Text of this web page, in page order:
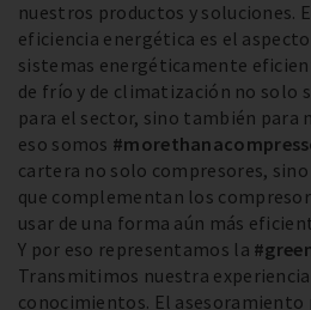
nuestros productos y soluciones.
eficiencia energética es el
sistemas energéticamente
de frío y de climatización no solo
para el sector, sino también para
eso somos
cartera no solo compresores,
que complementan los
usar de una forma aún más
Y por eso representamos la
Transmitimos nuestra
conocimientos. El asesoramiento